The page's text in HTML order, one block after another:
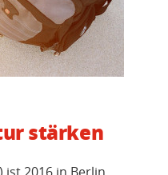
stärken
ist 2016 in Berlin